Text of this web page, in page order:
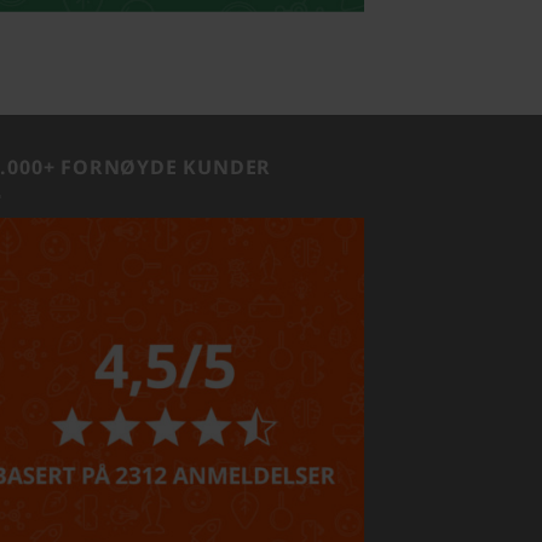
FORNØYDE KUNDER